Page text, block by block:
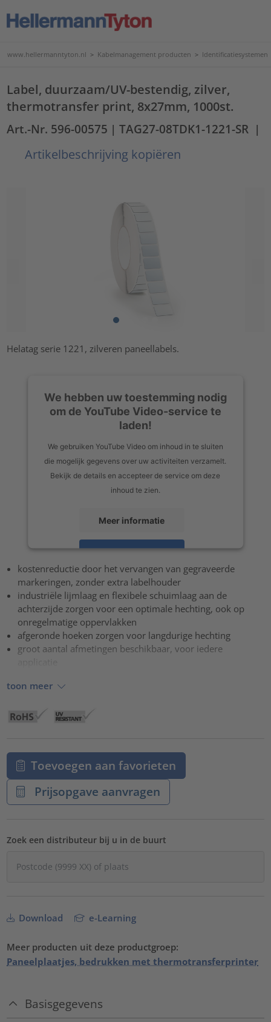
www.hellermanntyton.nl > Kabelmanagement producten > Identificatiesystemen
Label, duurzaam/UV-bestendig, zilver,
thermotransfer print, 8x27mm, 1000st.
Art.-Nr. 596-00575 | TAG27-08TDK1-1221-SR |
Artikelbeschrijving kopiëren
Helatag serie 1221, zilveren paneellabels.
We hebben uw toestemming nodig
om de YouTube Video-service te
laden!
We gebruiken YouTube Video om inhoud in te sluiten
die mogelijk gegevens over uw activiteiten verzamelt.
Bekijk de details en accepteer de service om deze
inhoud te zien.
Meer informatie
Accepteren
powered byUsercentrics Consent Management Platform
kostenreductie door het vervangen van gegraveerde
markeringen, zonder extra labelhouder
industriële lijmlaag en flexibele schuimlaag aan de
achterzijde zorgen voor een optimale hechting, ook op
onregelmatige oppervlakken
afgeronde hoeken zorgen voor langdurige hechting
groot aantal afmetingen beschikbaar, voor iedere
toon meer
Toevoegen aan favorieten
Prijsopgave aanvragen
Zoek een distributeur bij u in de buurt
Download e-Learning
Meer producten uit deze productgroep:
Paneelplaatjes, bedrukken met thermotransferprinter
Basisgegevens